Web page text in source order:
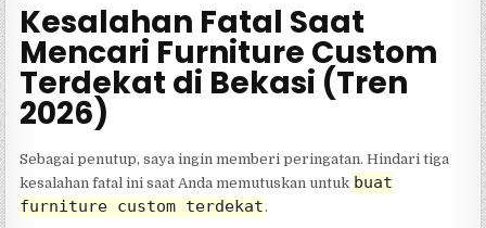
Kesalahan Fatal Saat
Mencari Furniture Custom
Terdekat di Bekasi (Tren
2026)
Sebagai penutup, saya ingin memberi peringatan. Hindari tiga
kesalahan fatal ini saat Anda memutuskan untuk buat
furniture custom terdekat .